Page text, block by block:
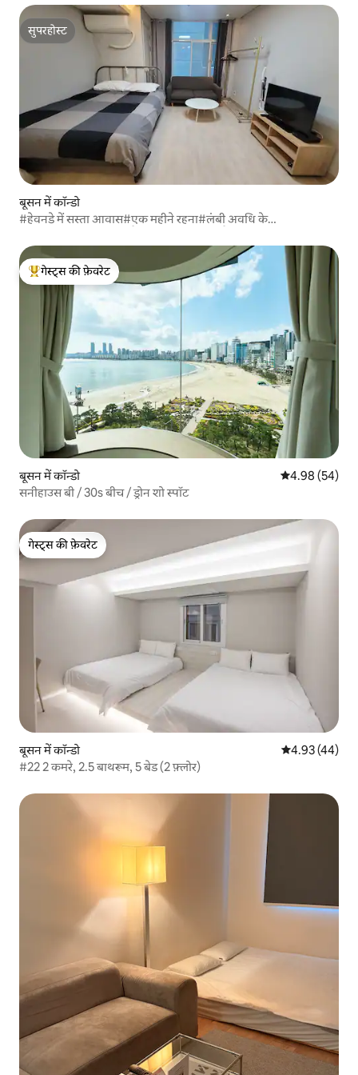
सुपरहोस्ट
सुपरहोस्ट
बूसन में कॉन्डो
#हेवनडे में सस्ता आवास#एक महीने रहना#लंबी अवधि के
गेस्ट्स का टॉप फ़ेवरेट
गेस्ट्स की फ़ेवरेट
बूसन में कॉन्डो औसत रेटिंग 5 में
4.98 (54)
सनीहाउस बी / 30s बीच / ड्रोन शो स्पॉट
गेस्ट्स की फ़ेवरेट
गेस्ट्स की फ़ेवरेट
बूसन में कॉन्डो औसत रेटिंग 5 में
4.93 (44)
#22 2 कमरे, 2.5 बाथरूम, 5 बेड (2 फ़्लोर)